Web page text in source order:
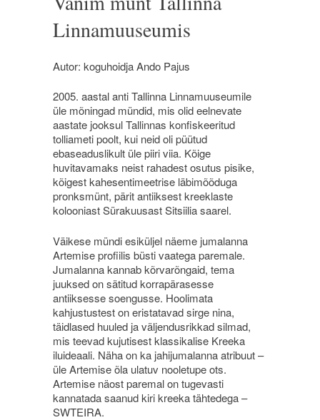
Linnamuuseumis
Autor: koguhoidja Ando Pajus
2005. aastal anti Tallinna Linnamuuseumile
üle mõningad mündid, mis olid eelnevate
aastate jooksul Tallinnas konfiskeeritud
tolliameti poolt, kui neid oli püütud
ebaseaduslikult üle piiri viia. Kõige
huvitavamaks neist rahadest osutus pisike,
kõigest kahesentimeetrise läbimõõduga
pronksmünt, pärit antiiksest kreeklaste
kolooniast Sürakuusast Sitsiilia saarel.
Väikese mündi esiküljel näeme jumalanna
Artemise profiilis büsti vaatega paremale.
Jumalanna kannab kõrvarõngaid, tema
juuksed on sätitud korrapärasesse
antiiksesse soengusse. Hoolimata
kahjustustest on eristatavad sirge nina,
täidlased huuled ja väljendusrikkad silmad,
mis teevad kujutisest klassikalise Kreeka
iluideaali. Näha on ka jahijumalanna atribuut –
üle Artemise õla ulatuv nooletupe ots.
Artemise näost paremal on tugevasti
kannatada saanud kiri kreeka tähtedega –
SWTEIRA.